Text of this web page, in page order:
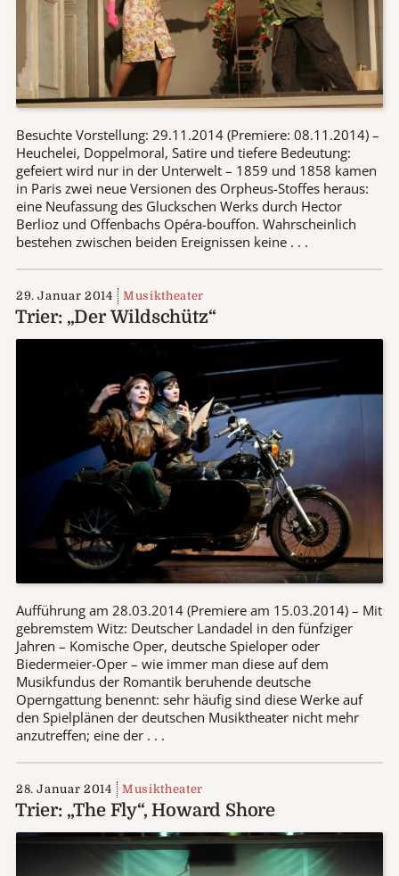
Besuchte Vorstellung: 29.11.2014 (Premiere: 08.11.2014) –
Heuchelei, Doppelmoral, Satire und tiefere Bedeutung:
gefeiert wird nur in der Unterwelt – 1859 und 1858 kamen
in Paris zwei neue Versionen des Orpheus-Stoffes heraus:
eine Neufassung des Gluckschen Werks durch Hector
Berlioz und Offenbachs Opéra-bouffon. Wahrscheinlich
bestehen zwischen beiden Ereignissen keine . . .
29. Januar 2014 Musiktheater
Trier: „Der Wildschütz“
Aufführung am 28.03.2014 (Premiere am 15.03.2014) – Mit
gebremstem Witz: Deutscher Landadel in den fünfziger
Jahren – Komische Oper, deutsche Spieloper oder
Biedermeier-Oper – wie immer man diese auf dem
Musikfundus der Romantik beruhende deutsche
Operngattung benennt: sehr häufig sind diese Werke auf
den Spielplänen der deutschen Musiktheater nicht mehr
anzutreffen; eine der . . .
28. Januar 2014 Musiktheater
Trier: „The Fly“, Howard Shore